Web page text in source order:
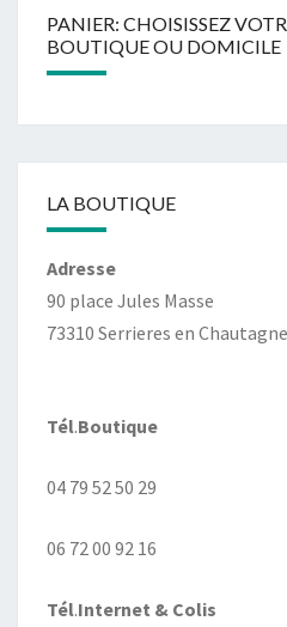
PANIER: CHOISISSEZ
BOUTIQUE OU DOMICILE
LA BOUTIQUE
Adresse
90 place Jules Masse
73310 Serrieres en Chautagne
Tél.Boutique
04 79 52 50 29
06 72 00 92 16
Tél.Internet & Colis